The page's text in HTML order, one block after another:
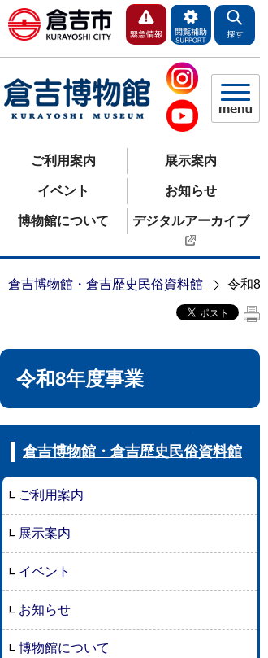
ご利用案内 展示案内
イベント お知らせ
博物館について デジタルアーカイブ
倉吉博物館・倉吉歴史民俗資料館 令和8
令和8年度事業
倉吉博物館・倉吉歴史民俗資料館
ご利用案内
展示案内
イベント
お知らせ
博物館について